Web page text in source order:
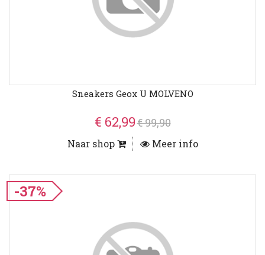
Sneakers Geox U MOLVENO
€ 62,99€ 99,90
Naar shop Meer info
-37%